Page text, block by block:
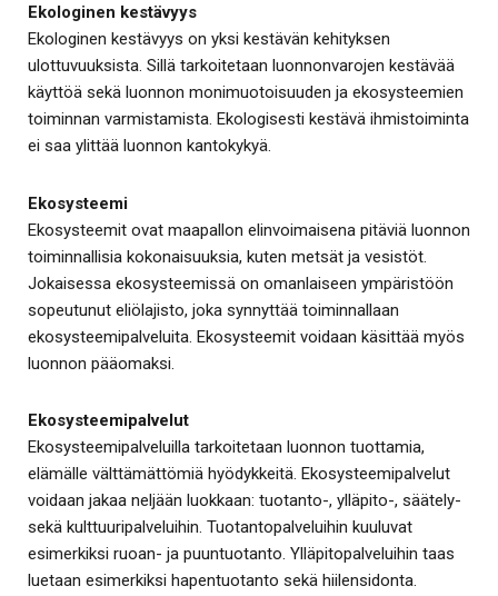
Ekologinen kestävyys
Ekologinen kestävyys on yksi kestävän kehityksen
ulottuvuuksista. Sillä tarkoitetaan luonnonvarojen kestävää
käyttöä sekä luonnon monimuotoisuuden ja ekosysteemien
toiminnan varmistamista. Ekologisesti kestävä ihmistoiminta
ei saa ylittää luonnon kantokykyä.
Ekosysteemi
Ekosysteemit ovat maapallon elinvoimaisena pitäviä luonnon
toiminnallisia kokonaisuuksia, kuten metsät ja vesistöt.
Jokaisessa ekosysteemissä on omanlaiseen ympäristöön
sopeutunut eliölajisto, joka synnyttää toiminnallaan
ekosysteemipalveluita. Ekosysteemit voidaan käsittää myös
luonnon pääomaksi.
Ekosysteemipalvelut
Ekosysteemipalveluilla tarkoitetaan luonnon tuottamia,
elämälle välttämättömiä hyödykkeitä. Ekosysteemipalvelut
voidaan jakaa neljään luokkaan: tuotanto-, ylläpito-, säätely-
sekä kulttuuripalveluihin. Tuotantopalveluihin kuuluvat
esimerkiksi ruoan- ja puuntuotanto. Ylläpitopalveluihin taas
luetaan esimerkiksi hapentuotanto sekä hiilensidonta.